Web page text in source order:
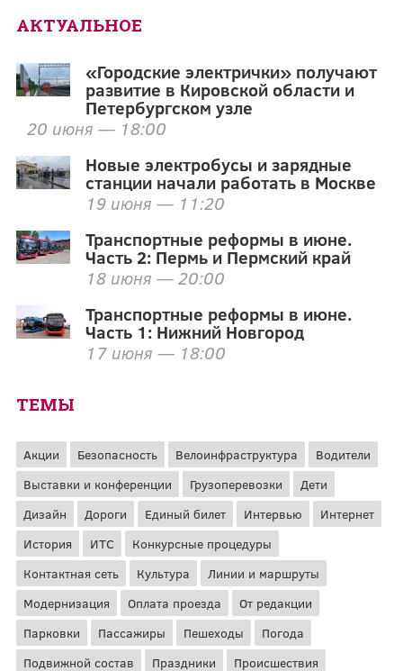
АКТУАЛЬНОЕ
«Городские электрички» получают
развитие в Кировской области и
Петербургском узле
20 июня — 18:00
Новые электробусы и зарядные
станции начали работать в Москве
19 июня — 11:20
Транспортные реформы в июне.
Часть 2: Пермь и Пермский край
18 июня — 20:00
Транспортные реформы в июне.
Часть 1: Нижний Новгород
17 июня — 18:00
ТЕМЫ
Акции Безопасность Велоинфраструктура
Водители
Выставки и конференции
Грузоперевозки
Дети
Дизайн
Дороги Единый билет Интервью
Интернет
История
ИТС
Конкурсные процедуры
Контактная сеть
Культура
Линии и маршруты
Модернизация
Оплата проезда
От редакции
Парковки
Пассажиры Пешеходы
Погода
Подвижной состав
Праздники Происшествия